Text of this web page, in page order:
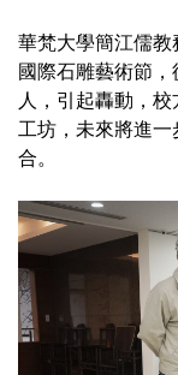
華梵大學簡江儒
國際石雕藝術節
人，引起轟動，
工坊，未來將進
合。